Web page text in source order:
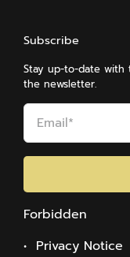
Subscribe
Stay up-to-date with
the newsletter.
Forbidden
• Privacy Notice